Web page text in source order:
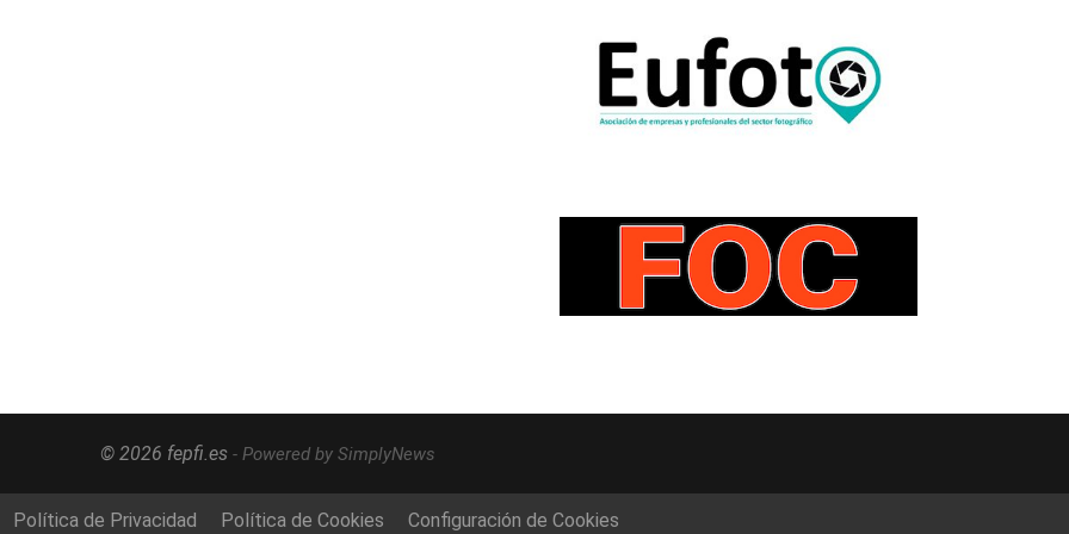
© 2026 fepfi.es - Powered by SimplyNews
Política de Privacidad Política de Cookies Configuración de Cookies